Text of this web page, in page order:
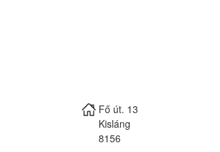
Fő út. 13
Kisláng
8156